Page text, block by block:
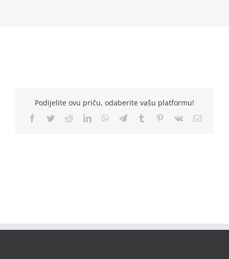
Podijelite ovu priču, odaberite vašu platformu!
Facebook
TwitterRedditLinkedInWhatsApp
TelegramTumblr Pinterest
Vk Email